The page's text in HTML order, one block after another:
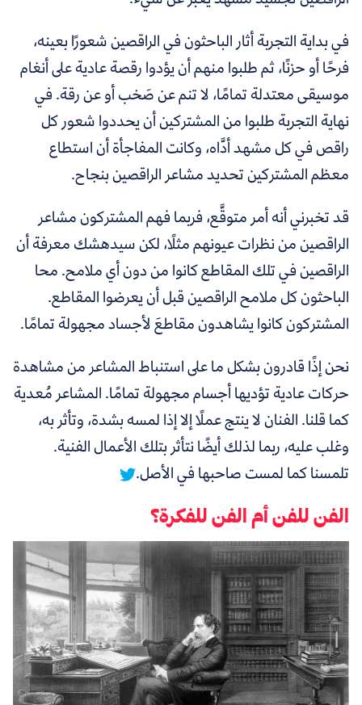
في بداية التجربة أثار الباحثون في الراقصين شعورًا بعينه،
فرحًا أو حزنًا، ثم طلبوا منهم أن يؤدوا رقصة عادية على أنغام
موسيقى معتدلة تمامًا، لا تنم عن صَخب أو عن رقة. في
نهاية التجربة طلبوا من المشتركين أن يحددوا شعور كل
راقص في كل مشهد أدَّاه، وكانت المفاجأة أن استطاع
معظم المشتركين تحديد مشاعر الراقصين بنجاح.
قد تخبرني أنه أمر متوقَّع، فربما فهم المشتركون مشاعر
الراقصين من نظرات عيونهم مثلًا، لكن سيدهشك معرفة أن
الراقصين في تلك المقاطع كانوا من دون أي ملامح. محا
الباحثون كل ملامح الراقصين قبل أن يعرضوا المقاطع.
المشتركون كانوا يشاهدون مقاطعَ لأجساد مجهولة تمامًا.
نحن إذًا قادرون بشكل ما على استنباط المشاعر من مشاهدة
حركات عادية تؤديها أجسام مجهولة تمامًا. المشاعر مُعدية
كما قلنا.الفنان لا ينتج عملًا إلا إذا لمسه بشدة، وتأثر به،
وغلب عليه، ربما لذلك أيضًا نتأثر بتلك الأعمال الفنية.
تلمسنا كما لمست صاحبها في الأصل.
الفن للفن أم الفن للفكرة؟